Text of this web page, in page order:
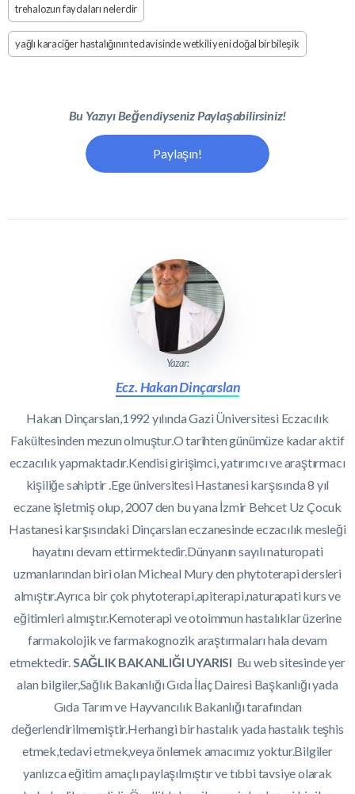
trehalozun faydaları nelerdir
yağlı karaciğer hastalığının tedavisinde wetkili yeni doğal bir bileşik
Bu Yazıyı Beğendiyseniz Paylaşabilirsiniz!
Paylaşın!
Yazar:
Ecz. Hakan Dinçarslan
Hakan Dinçarslan,1992 yılında Gazi Üniversitesi Eczacılık
Fakültesinden mezun olmuştur.O tarihten günümüze kadar aktif
eczacılık yapmaktadır.Kendisi girişimci, yatırımcı ve araştırmacı
kişiliğe sahiptir .Ege üniversitesi Hastanesi karşısında 8 yıl
eczane işletmiş olup, 2007 den bu yana İzmir Behcet Uz Çocuk
Hastanesi karşısındaki Dinçarslan eczanesinde eczacılık mesleği
hayatını devam ettirmektedir.Dünyanın sayılı naturopati
uzmanlarından biri olan Micheal Mury den phytoterapi dersleri
almıştır.Ayrıca bir çok phytoterapi,apiterapi,naturapati kurs ve
eğitimleri almıştır.Kemoterapi ve otoimmun hastalıklar üzerine
farmakolojik ve farmakognozik araştırmaları hala devam
etmektedir.SAĞLIK BAKANLIĞI UYARISI Bu web sitesinde yer
alan bilgiler,Sağlık Bakanlığı Gıda İlaç Dairesi Başkanlığı yada
Gıda Tarım ve Hayvancılık Bakanlığı tarafından
değerlendirilmemiştir.Herhangi bir hastalık yada hastalık teşhis
etmek,tedavi etmek,veya önlemek amacımız yoktur.Bilgiler
yanlızca eğitim amaçlı paylaşılmıştır ve tıbbi tavsiye olarak